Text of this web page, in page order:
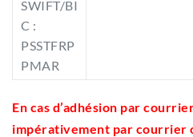
SWIFT/BI
C :
PSSTFRP
PMAR
En cas d’adhésion par
impérativement par courrier